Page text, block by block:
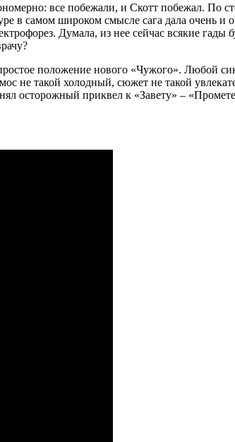
все побежали, и Скотт побежал. По
в самом широком смысле сага дала очень и
Думала, из нее сейчас всякие
положение нового «Чужого». Любой
не такой холодный, сюжет не такой
осторожный приквел к «Завету» –